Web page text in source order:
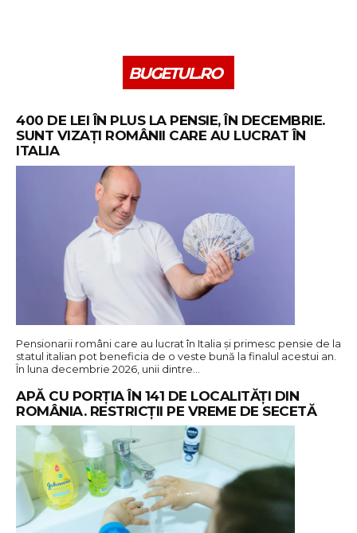
BUGETUL.RO
400 DE LEI ÎN PLUS LA PENSIE, ÎN DECEMBRIE.
SUNT VIZAȚI ROMÂNII CARE AU LUCRAT ÎN
ITALIA
Pensionarii români care au lucrat în Italia și primesc pensie de la
statul italian pot beneficia de o veste bună la finalul acestui an.
În luna decembrie 2026, unii dintre…
APĂ CU PORȚIA ÎN 141 DE LOCALITĂȚI DIN
ROMÂNIA. RESTRICȚII PE VREME DE SECETĂ